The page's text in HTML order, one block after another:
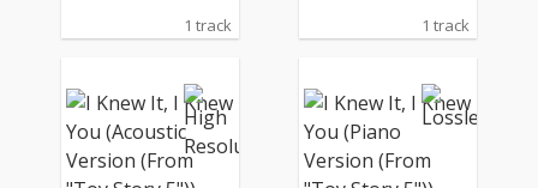
1 track 1 track